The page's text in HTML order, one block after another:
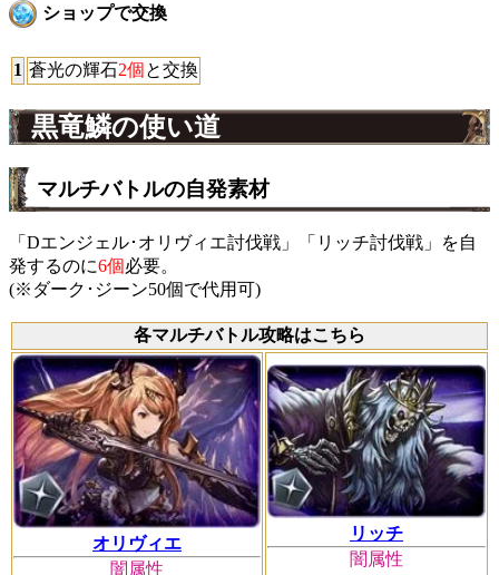
ショップで交換
1 蒼光の輝石2個と交換
黒竜鱗の使い道
マルチバトルの自発素材
「Dエンジェル･オリヴィエ討伐戦」「リッチ討伐戦」を自
発するのに6個必要。
(※ダーク･ジーン50個で代用可)
各マルチバトル攻略はこちら
オリヴィエ
闇属性
リッチ
闇属性